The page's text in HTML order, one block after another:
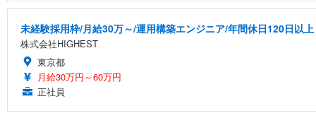
未経験採用枠/月給30万～/運用構築エンジニア/年間休日120日以上
株式会社HIGHEST
東京都
月給30万円～60万円
正社員